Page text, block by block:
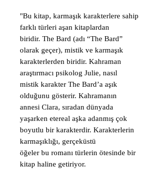
"Bu kitap, karmaşık karakterlere sahip
farklı türleri aşan kitaplardan
biridir. The Bard (adı “The Bard”
olarak geçer), mistik ve karmaşık
karakterlerden biridir. Kahraman
araştırmacı psikolog Julie, nasıl
mistik karakter The Bard’a aşık
olduğunu gösterir. Kahramanın
annesi Clara, sıradan dünyada
yaşarken etereal aşka adanmış çok
boyutlu bir karakterdir. Karakterlerin
karmaşıklığı, gerçeküstü
öğeler bu romanı türlerin ötesinde bir
kitap haline getiriyor.